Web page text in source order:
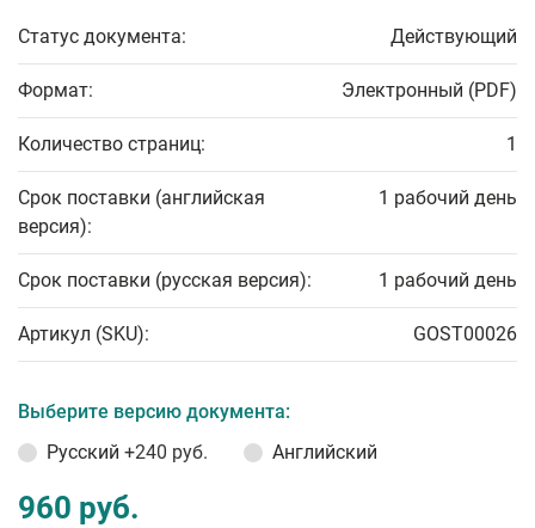
Статус документа: Действующий
Формат: Электронный (PDF)
Количество страниц: 1
Срок поставки (английская
версия):
1 рабочий день
Срок поставки (русская версия): 1 рабочий день
Артикул (SKU): GOST00026
Выберите версию документа:
Русский +240 руб. Английский
960 руб.